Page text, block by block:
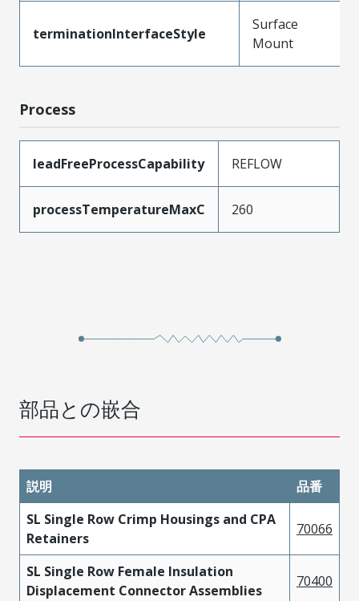
terminationInterfaceStyle
Surface
Mount
Process
leadFreeProcessCapability REFLOW
processTemperatureMaxC 260
部品との嵌合
説明
品番
SL Single Row Crimp Housings and CPA
Retainers
70066
SL Single Row Female Insulation
Displacement Connector Assemblies
70400